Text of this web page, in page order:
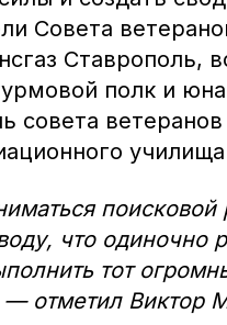
Совета
Ставрополь,
полк и
совета
что одиночно
тот
— отметил Виктор